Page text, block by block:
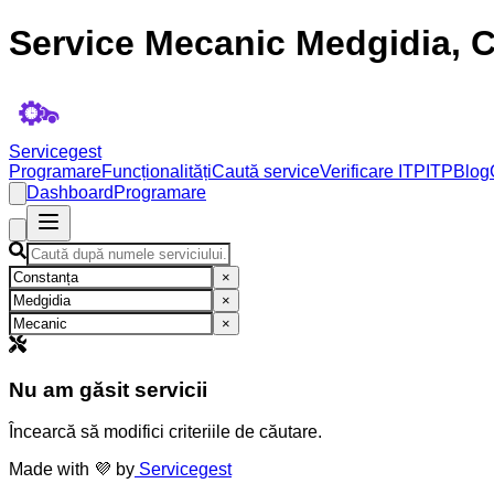
Service Mecanic Medgidia,
Servicegest
ProgramareFuncționalitățiCaută serviceVerificare ITP ITPBlog
Dashboard Programare
×
×
×
Nu am găsit servicii
Încearcă să modifici criteriile de căutare.
Made with 💜 by Servicegest